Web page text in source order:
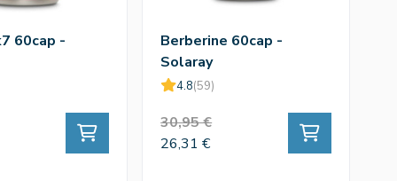
60cap -
Berberine 60cap -
Solaray
4.8(59)
30,95 €
26,31 €